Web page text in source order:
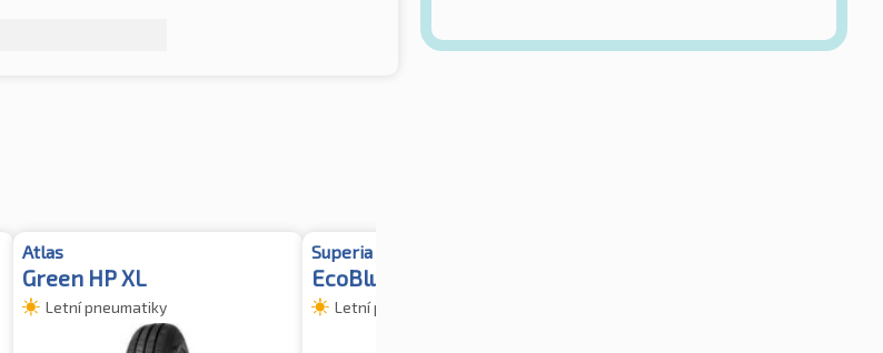
Atlas
Green HP XL
Letní pneumatiky
Superia
EcoBlue HP XL
Letní pneumatiky